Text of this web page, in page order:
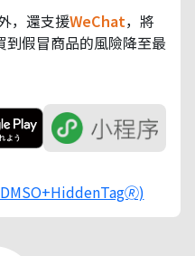
，還支援WeChat，將
假冒商品的風險降至最